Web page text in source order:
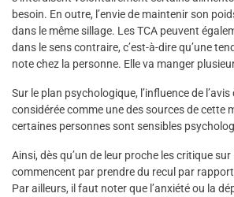
besoin. En outre, l’envie de maintenir son
dans le même sillage. Les TCA peuvent
dans le sens contraire, c’est-à-dire qu’une
note chez la personne. Elle va manger
Sur le plan psychologique, l’influence de
considérée comme une des sources de cette
certaines personnes sont sensibles
Ainsi, dès qu’un de leur proche les critique
commencent par prendre du recul par
Par ailleurs, il faut noter que l’anxiété ou la